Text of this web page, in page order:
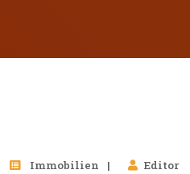
Immobilien Editor